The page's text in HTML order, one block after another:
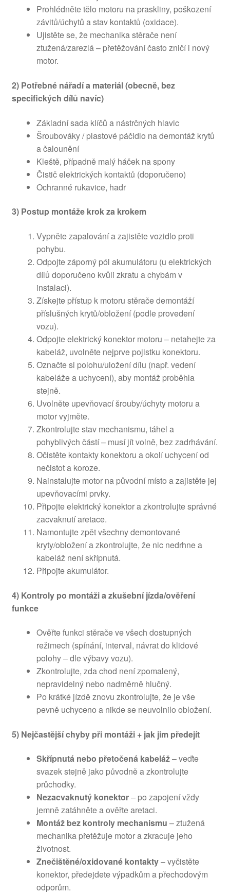
Prohlédněte tělo motoru na praskliny, poškození
závitů/úchytů a stav kontaktů (oxidace).
Ujistěte se, že mechanika stěrače není
ztužená/zarezlá – přetěžování často zničí i nový
motor.
2) Potřebné nářadí a materiál (obecně, bez
specifických dílů navíc)
Základní sada klíčů a nástrčných hlavic
Šroubováky / plastové páčidlo na demontáž krytů
a čalounění
Kleště, případně malý háček na spony
Čistič elektrických kontaktů (doporučeno)
Ochranné rukavice, hadr
3) Postup montáže krok za krokem
Vypněte zapalování a zajistěte vozidlo proti
pohybu.
Odpojte záporný pól akumulátoru (u elektrických
dílů doporučeno kvůli zkratu a chybám v
instalaci).
Získejte přístup k motoru stěrače demontáží
příslušných krytů/obložení (podle provedení
vozu).
Odpojte elektrický konektor motoru – netahejte za
kabeláž, uvolněte nejprve pojistku konektoru.
Označte si polohu/uložení dílu (např. vedení
kabeláže a uchycení), aby montáž proběhla
stejně.
Uvolněte upevňovací šrouby/úchyty motoru a
motor vyjměte.
Zkontrolujte stav mechanismu, táhel a
pohyblivých částí – musí jít volně, bez zadrhávání.
Očistěte kontakty konektoru a okolí uchycení od
nečistot a koroze.
Nainstalujte motor na původní místo a zajistěte jej
upevňovacími prvky.
Připojte elektrický konektor a zkontrolujte správné
zacvaknutí aretace.
Namontujte zpět všechny demontované
kryty/obložení a zkontrolujte, že nic nedrhne a
kabeláž není skřípnutá.
Připojte akumulátor.
4) Kontroly po montáži a zkušební jízda/ověření
funkce
Ověřte funkci stěrače ve všech dostupných
režimech (spínání, interval, návrat do klidové
polohy – dle výbavy vozu).
Zkontrolujte, zda chod není zpomalený,
nepravidelný nebo nadměrně hlučný.
Po krátké jízdě znovu zkontrolujte, že je vše
pevně uchyceno a nikde se neuvolnilo obložení.
5) Nejčastější chyby při montáži + jak jim předejít
Skřípnutá nebo přetočená kabeláž– veďte
svazek stejně jako původně a zkontrolujte
průchodky.
Nezacvaknutý konektor– po zapojení vždy
jemně zatáhněte a ověřte aretaci.
Montáž bez kontroly mechanismu – ztužená
mechanika přetěžuje motor a zkracuje jeho
životnost.
Znečištěné/oxidované kontakty– vyčistěte
konektor, předejdete výpadkům a přechodovým
odporům.